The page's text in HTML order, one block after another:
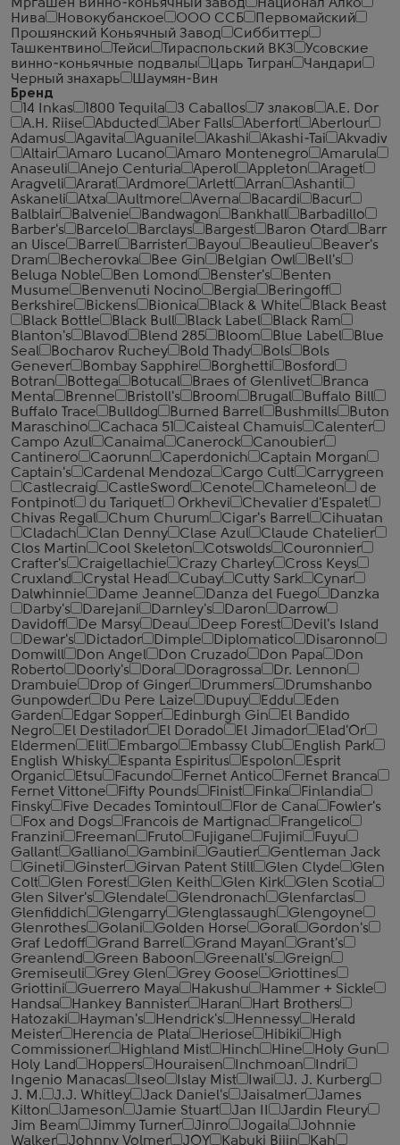
Мргашен Винно-коньячный завод
Национал Алко
Нива
Новокубанское ООО ССБ
Первомайский
Прошянский Коньячный Завод
Сиббиттер
Ташкентвино
Тейси Тираспольский ВКЗ
Усовские
винно-коньячные подвалы
Царь Тигран
Чандари
Черный знахарь
Шаумян-Вин
Бренд
14 Inkas
1800 Tequila 3 Caballos 7 злаков
A.E. Dor
A.H. Riise
Abducted Aber Falls Aberfort
Aberlour
Adamus
Agavita Aguanile Akashi Akashi-Tai
Akvadiv
Altair
Amaro Lucano Amaro Montenegro
Amarula
Anaseuli
Anejo Centuria Aperol Appleton
Araget
Aragveli
Ararat Ardmore Arlett Arran
Ashanti
Askaneli
Atxa Aultmore Averna Bacardi
Bacur
Balblair
Balvenie Bandwagon Bankhall
Barbadillo
Barber's
Barcelo Barclays Bargest Baron Otard
Barr
an Uisce
Barrel Barrister Bayou Beaulieu
Beaver's
Dram
Becherovka Bee Gin Belgian Owl
Bell's
Beluga Noble
Ben Lomond Benster's
Benten
Musume
Benvenuti Nocino Bergia
Beringoff
Berkshire
Bickens Bionica Black & White
Black Beast
Black Bottle
Black Bull Black Label
Black Ram
Blanton's
Blavod Blend 285 Bloom Blue Label
Blue
Seal
Bocharov Ruchey Bold Thady Bols
Bols
Genever
Bombay Sapphire Borghetti
Bosford
Botran
Bottega Botucal Braes of Glenlivet
Branca
Menta
Brenne Bristoll's Broom Brugal
Buffalo Bill
Buffalo Trace
Bulldog Burned Barrel Bushmills
Buton
Maraschino
Cachaca 51 Caisteal Chamuis
Calenter
Campo Azul
Canaima Canerock
Canoubier
Cantinero
Caorunn Caperdonich
Captain Morgan
Captain's
Cardenal Mendoza Cargo Cult
Carrygreen
Castlecraig
CastleSword Cenote Chameleon
de
Fontpinot
du Tariquet Orkhevi
Chevalier d'Espalet
Chivas Regal
Chum Churum Cigar's Barrel
Cihuatan
Cladach
Clan Denny Clase Azul
Claude Chatelier
Clos Martin
Cool Skeleton Cotswolds
Couronnier
Crafter's
Craigellachie Crazy Charley
Cross Keys
Cruxland
Crystal Head Cubay Cutty Sark
Cynar
Dalwhinnie
Dame Jeanne Danza del Fuego
Danzka
Darby's
Darejani Darnley's Daron
Darrow
Davidoff
De Marsy Deau Deep Forest
Devil's Island
Dewar's
Dictador Dimple Diplomatico
Disaronno
Domwill
Don Angel Don Cruzado Don Papa
Don
Roberto
Doorly's Dora Doragrossa
Dr. Lennon
Drambuie
Drop of Ginger Drummers
Drumshanbo
Gunpowder
Du Pere Laize Dupuy Eddu
Eden
Garden
Edgar Sopper Edinburgh Gin
El Bandido
Negro
El Destilador El Dorado El Jimador
Elad'Or
Eldermen
Elit Embargo Embassy Club
English Park
English Whisky
Espanta Espiritus Espolon
Esprit
Organic
Etsu Facundo Fernet Antico
Fernet Branca
Fernet Vittone
Fifty Pounds Finist Finka
Finlandia
Finsky
Five Decades Tomintoul Flor de Cana
Fowler's
Fox and Dogs
Francois de Martignac
Frangelico
Franzini
Freeman Fruto Fujigane Fujimi
Fuyu
Gallant
Galliano Gambini Gautier
Gentleman Jack
Gineti
Ginster Girvan Patent Still Glen Clyde
Glen
Colt
Glen Forest Glen Keith Glen Kirk
Glen Scotia
Glen Silver's
Glendale Glendronach
Glenfarclas
Glenfiddich
Glengarry Glenglassaugh
Glengoyne
Glenrothes
Golani Golden Horse Goral
Gordon's
Graf Ledoff
Grand Barrel Grand Mayan
Grant's
Greanlend
Green Baboon Greenall's
Greign
Gremiseuli
Grey Glen Grey Goose
Griottines
Griottini
Guerrero Maya Hakushu
Hammer + Sickle
Handsa
Hankey Bannister Haran
Hart Brothers
Hatozaki
Hayman's Hendrick's Hennessy
Herald
Meister
Herencia de Plata Heriose Hibiki
High
Commissioner
Highland Mist Hinch Hine
Holy Gun
Holy Land
Hoppers Houraisen Inchmoan
Indri
Ingenio Manacas
Iseo Islay Mist Iwai
J. J. Kurberg
J. M.
J.J. Whitley Jack Daniel's Jaisalmer
James
Kilton
Jameson Jamie Stuart Jan II
Jardin Fleury
Jim Beam
Jimmy Turner Jinro Jogaila
Johnnie
Walker
Johnny Volmer JOY Kabuki Bijin
Kah